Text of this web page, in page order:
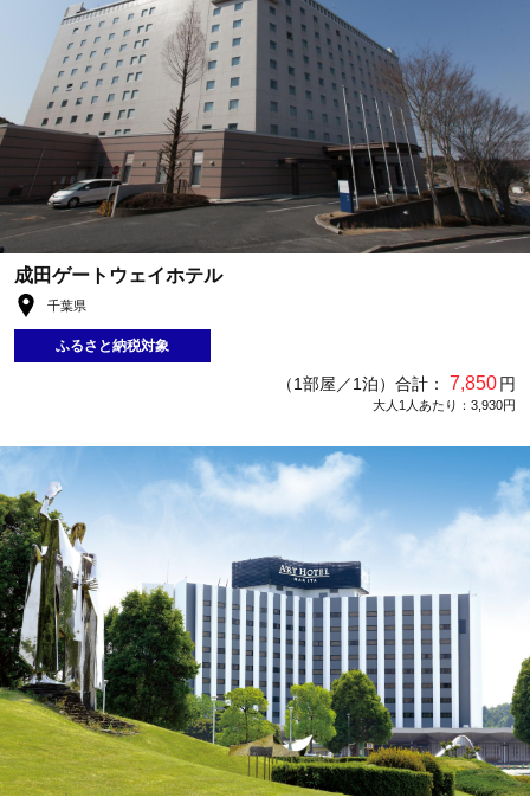
成田ゲートウェイホテル
千葉県
ふるさと納税対象
（1部屋／1泊）合計： 7,850円
大人1人あたり：3,930円